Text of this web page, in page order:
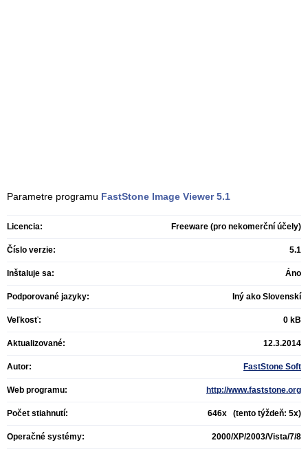
Parametre programu FastStone Image Viewer 5.1
Licencia: Freeware (pro nekomerční účely)
Číslo verzie: 5.1
Inštaluje sa: Áno
Podporované jazyky: Iný ako Slovenskí
Veľkosť: 0 kB
Aktualizované: 12.3.2014
Autor: FastStone Soft
Web programu: http://www.faststone.org
Počet stiahnutí: 646x (tento týždeň: 5x)
Operačné systémy: 2000/XP/2003/Vista/7/8